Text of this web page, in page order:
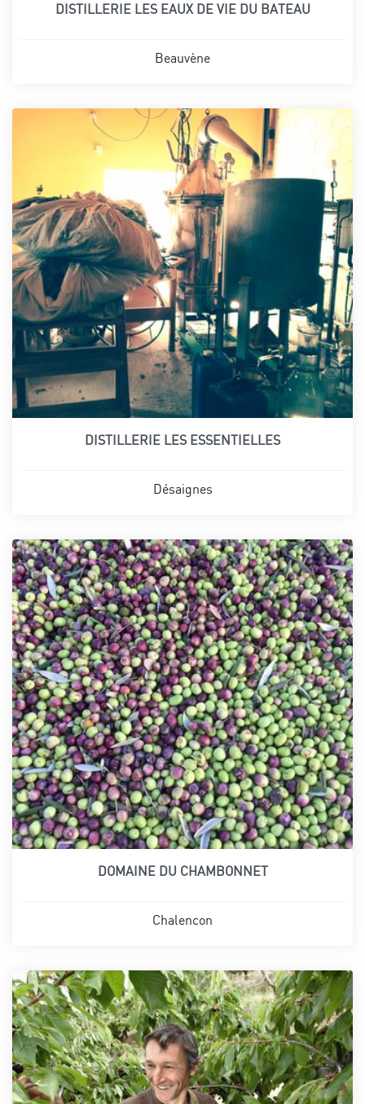
DISTILLERIE LES EAUX DE VIE DU BATEAU
Beauvène
DISTILLERIE LES ESSENTIELLES
Désaignes
DOMAINE DU CHAMBONNET
Chalencon